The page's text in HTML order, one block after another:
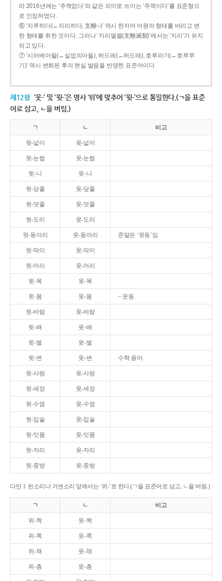
라 2016년에는 ‘주책없다’와 같은 의미로 쓰이는 ‘주책이다’를 표준형으
로 인정하였다.
⑥ ‘지루하다(←지리하다, 支離--)’ 역시 한자어 어원의 형태를 버리고 변
한 형태를 취한 것이다. 그러나 ‘지리멸렬(支離滅裂)’에서는 ‘지리’가 유지
되고 있다.
⑦ ‘시러베아들(←실업의아들), 허드레(←허드래), 호루라기(←호루루
기)’ 역시 변화된 후의 현실 발음을 반영한 표준어이다.
제12항 ‘웃-’ 및 ‘윗-’은 명사 ‘위’에 맞추어 ‘윗-’으로 통일한다.(ㄱ을 표준
어로 삼고, ㄴ을 버림.)
ㄱ ㄴ 비고
윗-넓이 웃-넓이
윗-눈썹 웃-눈썹
윗-니 웃-니
윗-당줄 웃-당줄
윗-덧줄 웃-덧줄
윗-도리 웃-도리
윗-동아리 웃-동아리 준말은 ‘윗동’임.
윗-막이 웃-막이
윗-머리 웃-머리
윗-목 웃-목
윗-몸 웃-몸 ~ 운동.
윗-바람 웃-바람
윗-배 웃-배
윗-벌 웃-벌
윗-변 웃-변 수학 용어.
윗-사랑 웃-사랑
윗-세장 웃-세장
윗-수염 웃-수염
윗-입술 웃-입술
윗-잇몸 웃-잇몸
윗-자리 웃-자리
윗-중방 웃-중방
다만 1. 된소리나 거센소리 앞에서는 ‘위-’로 한다.(ㄱ을 표준어로 삼고, ㄴ을 버림.)
ㄱ ㄴ 비고
위-짝 웃-짝
위-쪽 웃-쪽
위-채 웃-채
위-층 웃-층